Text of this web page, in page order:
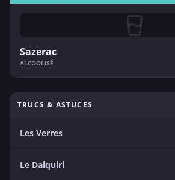
Sazerac
ALCOOLISÉ
TRUCS & ASTUCES
Les Verres
Le Daiquiri